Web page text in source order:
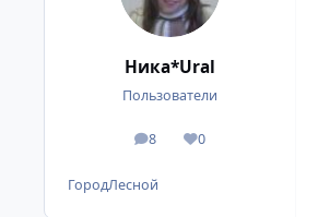
Ника*Ural
Пользователи
8
сообщения
0
Репутация
ГородЛесной